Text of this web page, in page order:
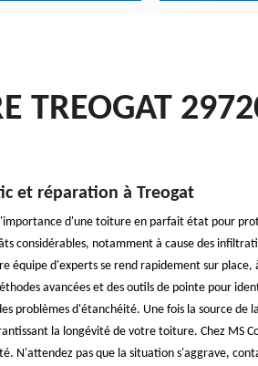
TREOGAT
et réparation à Treogat
d'une toiture en parfait état pour
considérables, notamment à cause des
équipe d'experts se rend rapidement sur
avancées et des outils de pointe pour
problèmes d'étanchéité. Une fois la source de
la longévité de votre toiture. Chez MS
N'attendez pas que la situation s'aggrave,